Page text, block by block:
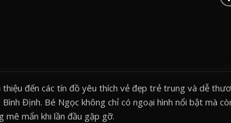
thiệu đến các tín đồ yêu thích vẻ đẹp trẻ trung và dễ
Định. Bé Ngọc không chỉ có ngoại hình nổi bật mà
mê mẩn khi lần đầu gặp gỡ.